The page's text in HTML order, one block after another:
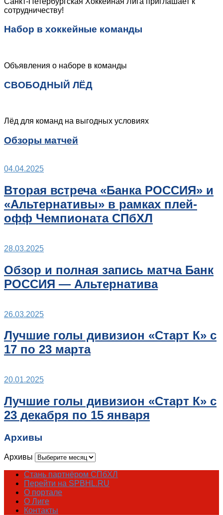
сотрудничеству!
Набор в хоккейные команды
Объявления о наборе в команды
СВОБОДНЫЙ ЛЁД
Лёд для команд на выгодных условиях
Обзоры матчей
04.04.2025
Вторая встреча «Банка РОССИЯ» и
«Альтернативы» в рамках плей-
офф Чемпионата СПбХЛ
28.03.2025
Обзор и полная запись матча Банк
РОССИЯ — Альтернатива
26.03.2025
Лучшие голы дивизион «Старт К» с
17 по 23 марта
20.01.2025
Лучшие голы дивизион «Старт К» с
23 декабря по 15 января
Архивы
Архивы
Стань партнёром СПбХЛ
Перейти на SPBHL.RU
О портале
О Лиге
Контакты